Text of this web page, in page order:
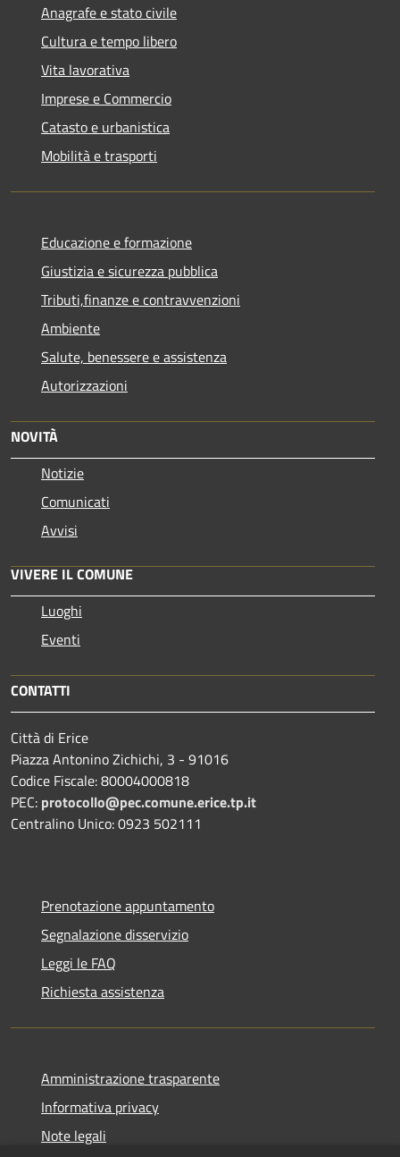
Anagrafe e stato civile
Cultura e tempo libero
Vita lavorativa
Imprese e Commercio
Catasto e urbanistica
Mobilità e trasporti
Educazione e formazione
Giustizia e sicurezza pubblica
Tributi,finanze e contravvenzioni
Ambiente
Salute, benessere e assistenza
Autorizzazioni
NOVITÀ
Notizie
Comunicati
Avvisi
VIVERE IL COMUNE
Luoghi
Eventi
CONTATTI
Città di Erice
Piazza Antonino Zichichi, 3 - 91016
Codice Fiscale: 80004000818
PEC: protocollo@pec.comune.erice.tp.it
Centralino Unico: 0923 502111
Prenotazione appuntamento
Segnalazione disservizio
Leggi le FAQ
Richiesta assistenza
Amministrazione trasparente
Informativa privacy
Note legali